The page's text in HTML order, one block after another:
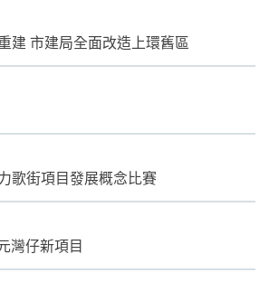
建 市建局全面改造上環舊區
歌街項目發展概念比賽
灣仔新項目